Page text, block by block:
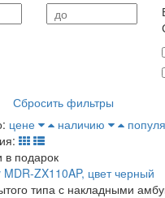
до
цене наличию
:
в подарок
ZX110AP, цвет черный
типа с накладными